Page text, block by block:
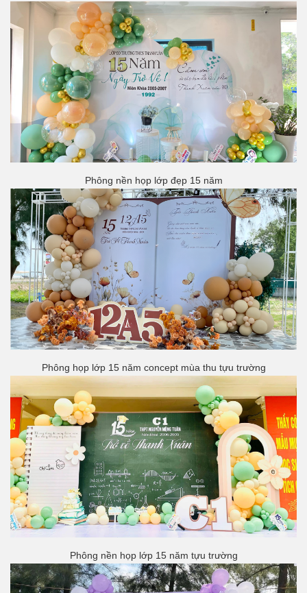
Phông nền họp lớp đẹp 15 năm
Phông họp lớp 15 năm concept mùa thu tựu trường
Phông nền họp lớp 15 năm tựu trường